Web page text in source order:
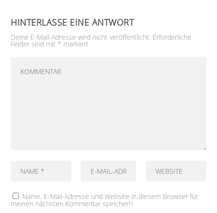
HINTERLASSE EINE ANTWORT
Deine E-Mail-Adresse wird nicht veröffentlicht. Erforderliche
Felder sind mit * markiert
Name, E-Mail-Adresse und Website in diesem Browser für
meinen nächsten Kommentar speichern.